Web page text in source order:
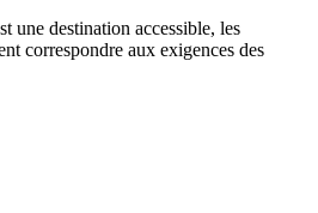
une destination accessible, les
correspondre aux exigences des